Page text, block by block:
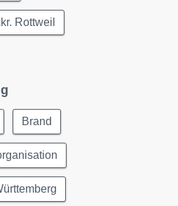
Rottweil
Brand